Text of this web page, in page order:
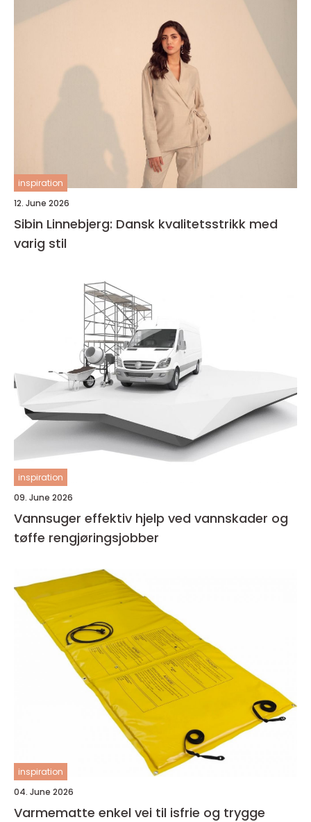
inspiration
12. June 2026
Sibin Linnebjerg: Dansk kvalitetsstrikk med
varig stil
inspiration
09. June 2026
Vannsuger effektiv hjelp ved vannskader og
tøffe rengjøringsjobber
inspiration
04. June 2026
Varmematte enkel vei til isfrie og trygge